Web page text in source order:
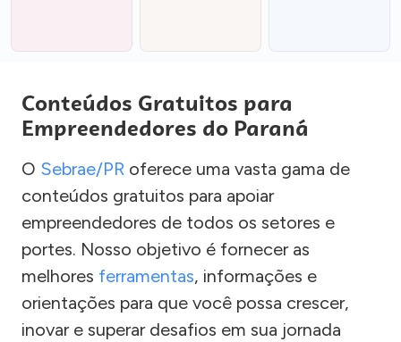
Conteúdos Gratuitos para
Empreendedores do Paraná
O Sebrae/PR oferece uma vasta gama de
conteúdos gratuitos para apoiar
empreendedores de todos os setores e
portes. Nosso objetivo é fornecer as
melhores ferramentas, informações e
orientações para que você possa crescer,
inovar e superar desafios em sua jornada